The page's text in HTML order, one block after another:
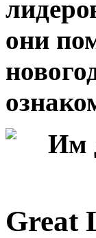
они
Great